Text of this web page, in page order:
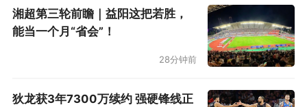
湘超第三轮前瞻｜益阳这把若胜，
能当一个月“省会”！
28分钟前
狄龙获3年7300万续约 强硬锋线正